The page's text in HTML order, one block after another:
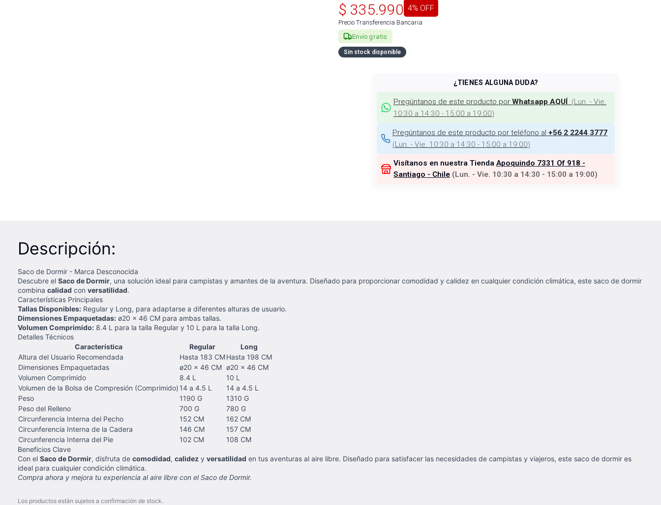
$ 335.990 4% OFF
Precio Transferencia Bancaria
Envío gratis
Sin stock disponible
¿TIENES ALGUNA DUDA?
Pregúntanos de este producto por Whatsapp AQUÍ (Lun. - Vie.
10:30 a 14:30 - 15:00 a 19:00)
Pregúntanos de este producto por teléfono al +56 2 2244 3777
(Lun. - Vie. 10:30 a 14:30 - 15:00 a 19:00)
Visítanos en nuestra Tienda Apoquindo 7331 Of 918 -
Santiago - Chile (Lun. - Vie. 10:30 a 14:30 - 15:00 a 19:00)
Descripción:
Saco de Dormir - Marca Desconocida
Descubre el Saco de Dormir, una solución ideal para campistas y amantes de la aventura. Diseñado para proporcionar comodidad y calidez en cualquier condición climática, este saco de dormir
combina calidad con versatilidad.
Características Principales
Tallas Disponibles: Regular y Long, para adaptarse a diferentes alturas de usuario.
Dimensiones Empaquetadas: ø20 x 46 CM para ambas tallas.
Volumen Comprimido: 8.4 L para la talla Regular y 10 L para la talla Long.
Detalles Técnicos
Característica
Regular
Long
Altura del Usuario Recomendada
Hasta 183 CMHasta 198 CM
Dimensiones Empaquetadas
ø20 x 46 CM ø20 x 46 CM
Volumen Comprimido
8.4 L
10 L
Volumen de la Bolsa de Compresión (Comprimido) 14 a 4.5 L
14 a 4.5 L
Peso
1190 G
1310 G
Peso del Relleno
700 G
780 G
Circunferencia Interna del Pecho
152 CM
162 CM
Circunferencia Interna de la Cadera
146 CM
157 CM
Circunferencia Interna del Pie
102 CM
108 CM
Beneficios Clave
Con el Saco de Dormir, disfruta de comodidad, calidez y versatilidad en tus aventuras al aire libre. Diseñado para satisfacer las necesidades de campistas y viajeros, este saco de dormir es
ideal para cualquier condición climática.
Compra ahora y mejora tu experiencia al aire libre con el Saco de Dormir.
Los productos están sujetos a confirmación de stock.